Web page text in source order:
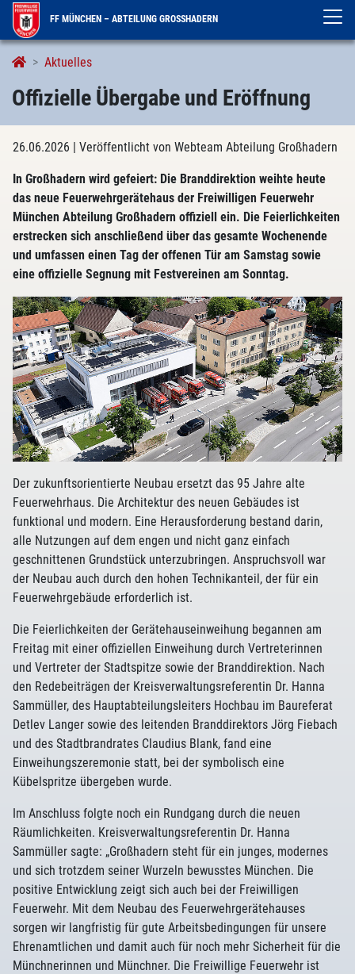
FF MÜNCHEN – ABTEILUNG GROSSHADERN
Aktuelles
Offizielle Übergabe und Eröffnung
26.06.2026 | Veröffentlicht von Webteam Abteilung Großhadern
In Großhadern wird gefeiert: Die Branddirektion weihte heute
das neue Feuerwehrgerätehaus der Freiwilligen Feuerwehr
München Abteilung Großhadern offiziell ein. Die Feierlichkeiten
erstrecken sich anschließend über das gesamte Wochenende
und umfassen einen Tag der offenen Tür am Samstag sowie
eine offizielle Segnung mit Festvereinen am Sonntag.
Der zukunftsorientierte Neubau ersetzt das 95 Jahre alte
Feuerwehrhaus. Die Architektur des neuen Gebäudes ist
funktional und modern. Eine Herausforderung bestand darin,
alle Nutzungen auf dem engen und nicht ganz einfach
geschnittenen Grundstück unterzubringen. Anspruchsvoll war
der Neubau auch durch den hohen Technikanteil, der für ein
Feuerwehrgebäude erforderlich ist.
Die Feierlichkeiten der Gerätehauseinweihung begannen am
Freitag mit einer offiziellen Einweihung durch Vertreterinnen
und Vertreter der Stadtspitze sowie der Branddirektion. Nach
den Redebeiträgen der Kreisverwaltungsreferentin Dr. Hanna
Sammüller, des Hauptabteilungsleiters Hochbau im Baureferat
Detlev Langer sowie des leitenden Branddirektors Jörg Fiebach
und des Stadtbrandrates Claudius Blank, fand eine
Einweihungszeremonie statt, bei der symbolisch eine
Kübelspritze übergeben wurde.
Im Anschluss folgte noch ein Rundgang durch die neuen
Räumlichkeiten. Kreisverwaltungsreferentin Dr. Hanna
Sammüller sagte: „Großhadern steht für ein junges, modernes
und sich trotzdem seiner Wurzeln bewusstes München. Die
positive Entwicklung zeigt sich auch bei der Freiwilligen
Feuerwehr. Mit dem Neubau des Feuerwehrgerätehauses
sorgen wir langfristig für gute Arbeitsbedingungen für unsere
Ehrenamtlichen und damit auch für noch mehr Sicherheit für die
Münchnerinnen und Münchner. Die Freiwillige Feuerwehr ist